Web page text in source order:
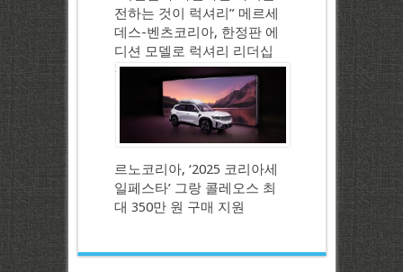
전하는 것이 럭셔리” 메르세
데스-벤츠코리아, 한정판 에
디션 모델로 럭셔리 리더십
강화
르노코리아, ‘2025 코리아세
일페스타’ 그랑 콜레오스 최
대 350만 원 구매 지원